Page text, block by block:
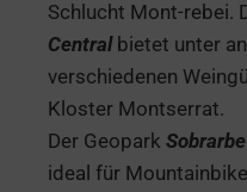
Schlucht Mont-rebei.
Centralbietet unter
verschiedenen
Kloster Montserrat.
Der Geopark
ideal für